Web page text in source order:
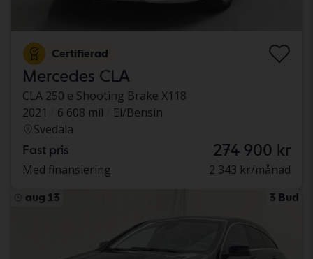
Certifierad
Mercedes CLA
CLA 250 e Shooting Brake X118
2021
6 608 mil
El/Bensin
Svedala
Fast pris 274 900 kr
Med finansiering 2 343 kr/månad
aug 13 3 Bud